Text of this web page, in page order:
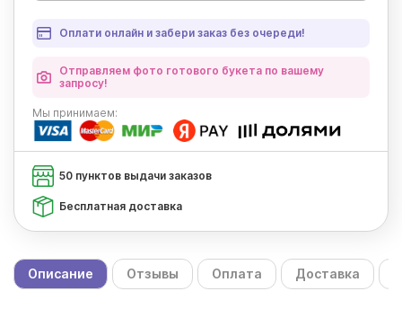
Оплати онлайн и забери заказ без очереди!
Отправляем фото готового букета по вашему
запросу!
Мы принимаем:
50 пунктов выдачи заказов
Бесплатная доставка
Описание Отзывы Оплата Доставка